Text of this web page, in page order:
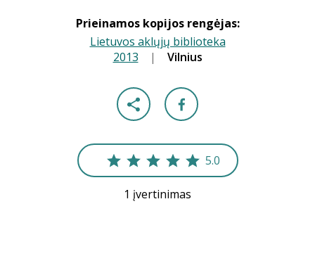
Prieinamos kopijos rengėjas:
Lietuvos aklųjų biblioteka
2013 | Vilnius
5.0
1 įvertinimas